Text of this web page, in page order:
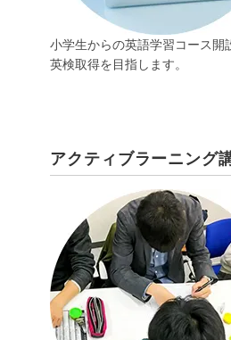
小学生からの英語学習コース開
英検取得を目指します。
アクティブラーニング